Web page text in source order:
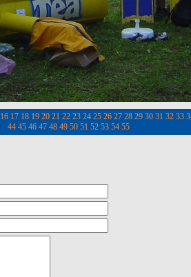
16 17 18 19 20 21 22 23 24 25 26 27 28 29 30 31 32 33
44 45 46 47 48 49 50 51 52 53 54 55